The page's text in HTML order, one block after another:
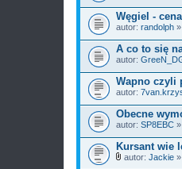
k
i
Węgiel -
autor: randolph
A co to się
autor:
Wapno czyli
autor:
Obecne
autor: SP8EBC
Kursant wie
autor: Jackie